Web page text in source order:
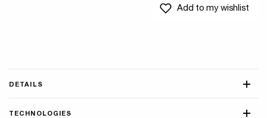
Add to my wishlist
DETAILS
TECHNOLOGIES